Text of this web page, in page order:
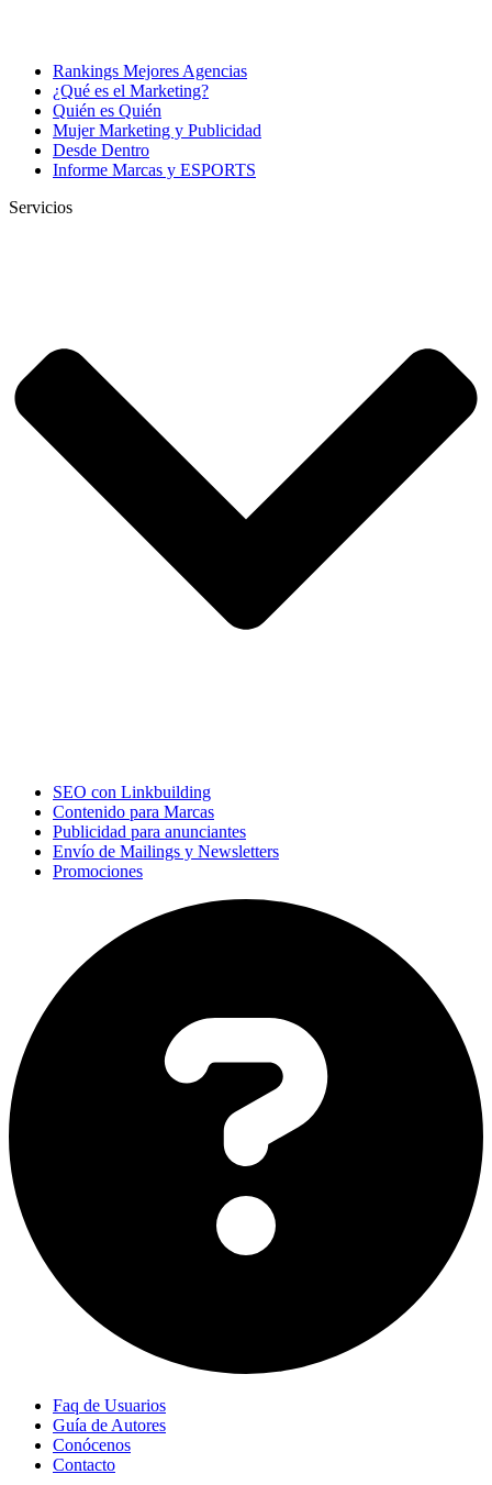
Rankings Mejores Agencias
¿Qué es el Marketing?
Quién es Quién
Mujer Marketing y Publicidad
Desde Dentro
Informe Marcas y ESPORTS
Servicios
SEO con Linkbuilding
Contenido para Marcas
Publicidad para anunciantes
Envío de Mailings y Newsletters
Promociones
Faq de Usuarios
Guía de Autores
Conócenos
Contacto